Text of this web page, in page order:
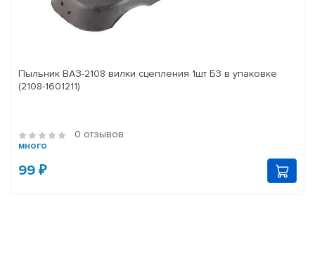
Пыльник ВАЗ-2108 вилки сцепления 1шт БЗ в упаковке
(2108-1601211)
0 отзывов
много
99 ₽